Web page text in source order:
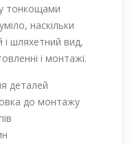
тонкощами
наскільки
шляхетний вид,
і монтажі.
деталей
до монтажу